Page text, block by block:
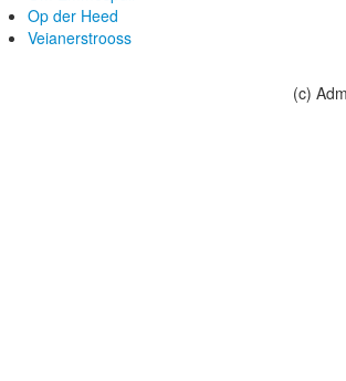
Op der Heed
Veianerstrooss
(c)